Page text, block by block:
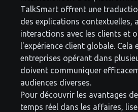
TalkSmart offrent une
des explications contextuelles,
interactions avec les clients et
l'expérience client globale. Cela
entreprises opérant dans
doivent communiquer
audiences diverses.
Pour découvrir les avantages
temps réel dans les affaires,